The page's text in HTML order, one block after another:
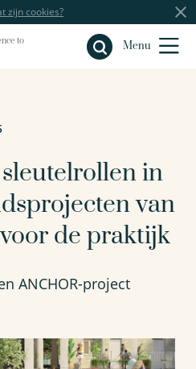
zijn cookies?
to
Menu
Sluiten
in
van
de praktijk
ANCHOR-project